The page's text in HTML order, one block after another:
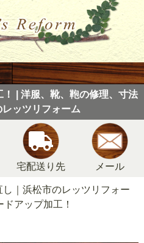
| 洋服、靴、鞄の修理、寸法
ッツリフォーム
宅配送り先 メール
｜浜松市のレッツリフォー
アップ加工！